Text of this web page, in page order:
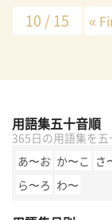
10 / 15 «
用語集五十音順
365日の用語集を
あ〜お か〜こ さ
ら〜ろ わ〜